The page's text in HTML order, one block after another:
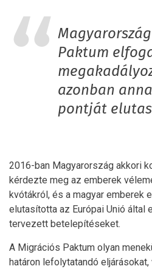
Paktum
azonban
pontját
2016-ban Magyarország akkori
kérdezte meg az emberek
kvótákról, és a magyar emberek
elutasította az Európai Unió által
tervezett betelepítéseket.
A Migrációs Paktum olyan
határon lefolytatandó